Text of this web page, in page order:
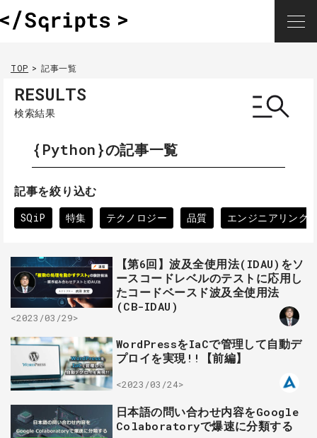
TOP 記事一覧
RESULTS
検索結果
{Python}の記事一覧
記事を絞り込む
SQiP 特集 テクノロジー 品質 エンジニアリング
【第6回】波及全使用法(IDAU)をソ
ースコードレベルのテストに応用し
たコードベースド波及全使用法
(CB-IDAU)
<2023/03/29>
WordPressをIaCで管理して自動デ
プロイを実現!!【前編】
<2023/03/24>
日本語の問い合わせ内容をGoogle
Colaboratoryで爆速に分類する